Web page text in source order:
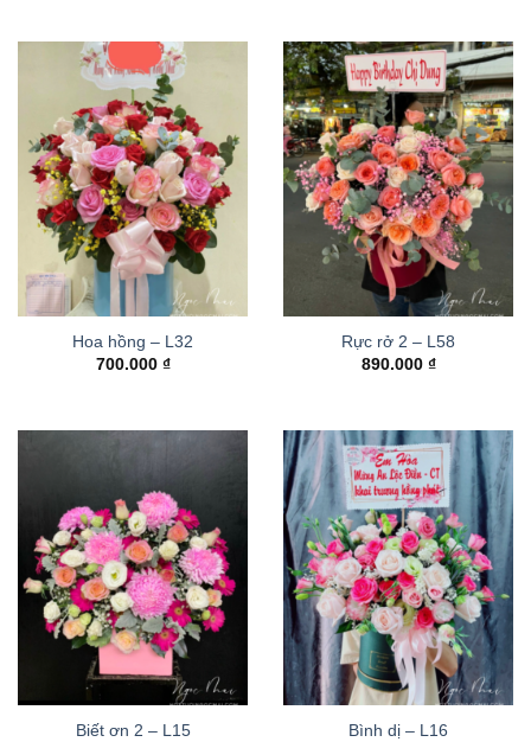
Hoa hồng – L32
700.000 ₫
Rực rở 2 – L58
890.000 ₫
Biết ơn 2 – L15
Bình dị – L16